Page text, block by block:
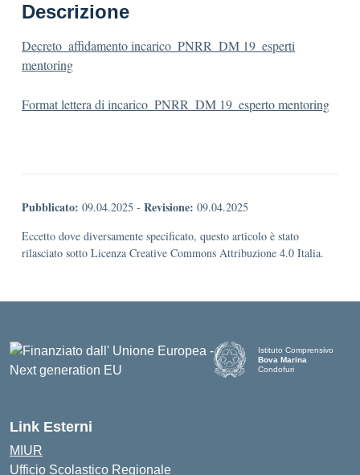
Descrizione
Decreto_affidamento incarico_PNRR_DM 19_esperti
mentoring
Format lettera di incarico_PNRR_DM 19_esperto mentoring
Pubblicato: 09.04.2025 - Revisione: 09.04.2025
Eccetto dove diversamente specificato, questo articolo è stato
rilasciato sotto Licenza Creative Commons Attribuzione 4.0 Italia.
Istituto Comprensivo
Bova Marina
Condofuri
Link Esterni
MIUR
Ufficio Scolastico Regionale